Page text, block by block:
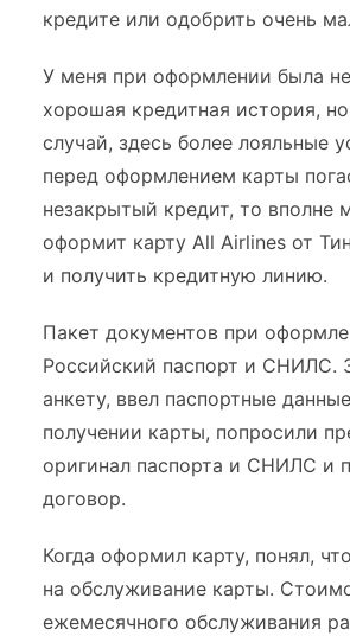
кредите или одобрить очень
У меня при оформлении была
хорошая кредитная история,
случай, здесь более лояльные
перед оформлением карты
незакрытый кредит, то вполне
оформит карту All Airlines от
и получить кредитную линию.
Пакет документов при
Российский паспорт и СНИЛС.
анкету, ввел паспортные
получении карты, попросили
оригинал паспорта и СНИЛС и
договор.
Когда оформил карту, понял,
на обслуживание карты.
ежемесячного обслуживания